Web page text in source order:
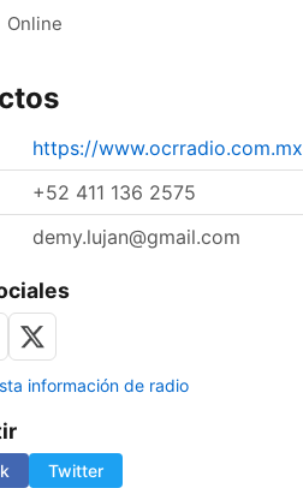
Online
https://www.ocrradio.com.mx
+52 411 136 2575
demy.lujan@gmail.com
información de radio
Twitter